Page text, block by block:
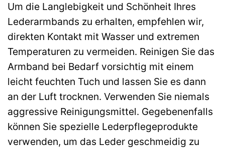
Um die Langlebigkeit und Schönheit Ihres
Lederarmbands zu erhalten, empfehlen wir,
direkten Kontakt mit Wasser und extremen
Temperaturen zu vermeiden. Reinigen Sie das
Armband bei Bedarf vorsichtig mit einem
leicht feuchten Tuch und lassen Sie es dann
an der Luft trocknen. Verwenden Sie niemals
aggressive Reinigungsmittel. Gegebenenfalls
können Sie spezielle Lederpflegeprodukte
verwenden, um das Leder geschmeidig zu